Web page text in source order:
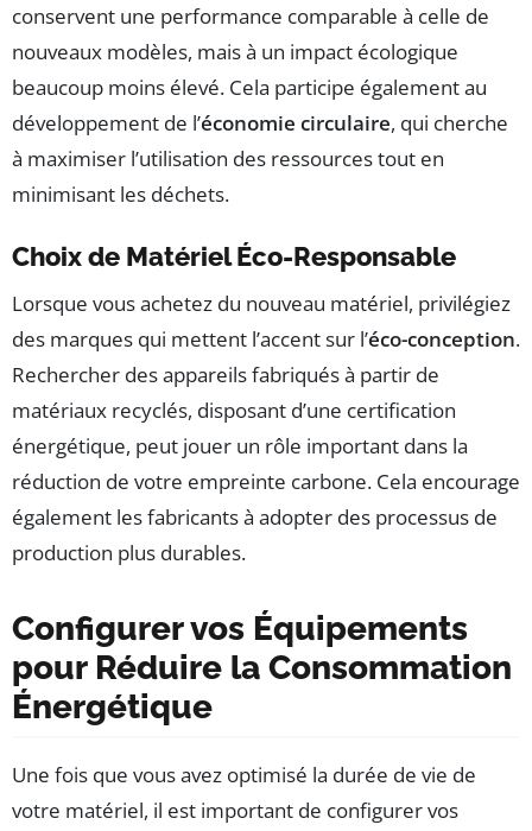
conservent une performance comparable à celle de
nouveaux modèles, mais à un impact écologique
beaucoup moins élevé. Cela participe également au
développement de l’économie circulaire, qui cherche
à maximiser l’utilisation des ressources tout en
minimisant les déchets.
Choix de Matériel Éco-Responsable
Lorsque vous achetez du nouveau matériel, privilégiez
des marques qui mettent l’accent sur l’éco-conception.
Rechercher des appareils fabriqués à partir de
matériaux recyclés, disposant d’une certification
énergétique, peut jouer un rôle important dans la
réduction de votre empreinte carbone. Cela encourage
également les fabricants à adopter des processus de
production plus durables.
Configurer vos Équipements
pour Réduire la Consommation
Énergétique
Une fois que vous avez optimisé la durée de vie de
votre matériel, il est important de configurer vos